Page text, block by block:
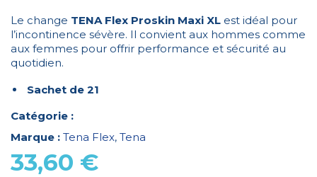
Le change TENA Flex Proskin Maxi XL est idéal pour
l’incontinence sévère. Il convient aux hommes comme
aux femmes pour offrir performance et sécurité au
quotidien.
Sachet de 21
Catégorie :
Marque : Tena Flex, Tena
33,60 €